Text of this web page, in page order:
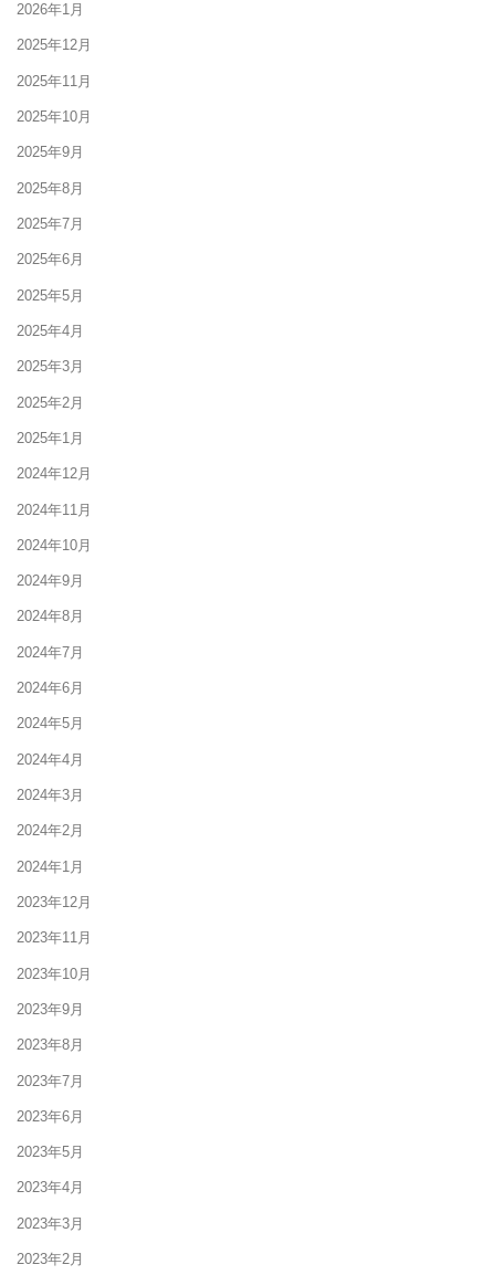
2026年1月
2025年12月
2025年11月
2025年10月
2025年9月
2025年8月
2025年7月
2025年6月
2025年5月
2025年4月
2025年3月
2025年2月
2025年1月
2024年12月
2024年11月
2024年10月
2024年9月
2024年8月
2024年7月
2024年6月
2024年5月
2024年4月
2024年3月
2024年2月
2024年1月
2023年12月
2023年11月
2023年10月
2023年9月
2023年8月
2023年7月
2023年6月
2023年5月
2023年4月
2023年3月
2023年2月